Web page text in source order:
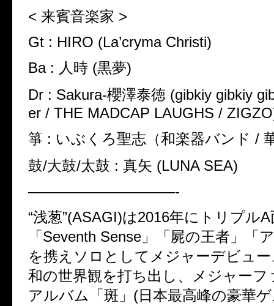
< 来賓音楽家 >
Gt : HIRO (La’cryma Christi)
Ba : 人時 (黒夢)
Dr : Sakura-櫻澤泰徳 (gibkiy gibkiy
er / THE MADCAP LAUGHS /
箏 : いぶくろ聖志（和楽器バンド /
鼓/大鼓/太鼓 : 真矢 (LUNA SEA)
——————————-
“浅葱”(ASAGI)は2016年にトリプル
「Seventh Sense」「屍の王者」「
を携えソロとしてメジャーデビュ
和の世界観を打ち出し、メジャーフ
アルバム「斑」(日本最高峰の豪華